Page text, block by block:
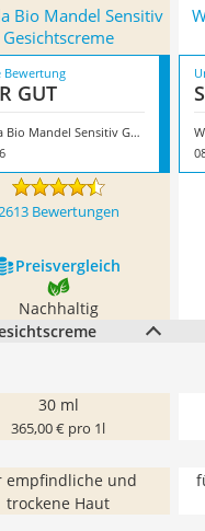
Bio Mandel Sensitiv
Gesichtscreme
Bewertung
GUT
Weleda Bio Mandel Sensitiv Gesichtscreme
Bewertungen
Preis­vergleich
Nachhaltig
30 ml
365,00 € pro 1l
empfindliche und
trockene Haut